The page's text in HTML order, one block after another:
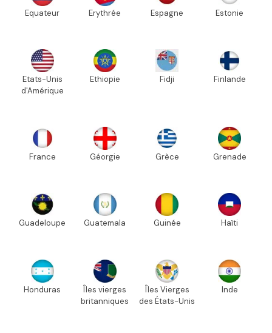
Equateur Erythrée Espagne Estonie
Etats-Unis
d'Amérique
Ethiopie Fidji Finlande
France Géorgie Grèce Grenade
Guadeloupe Guatemala Guinée Haïti
Honduras
Îles vierges
britanniques
Îles Vierges
des États-Unis
Inde